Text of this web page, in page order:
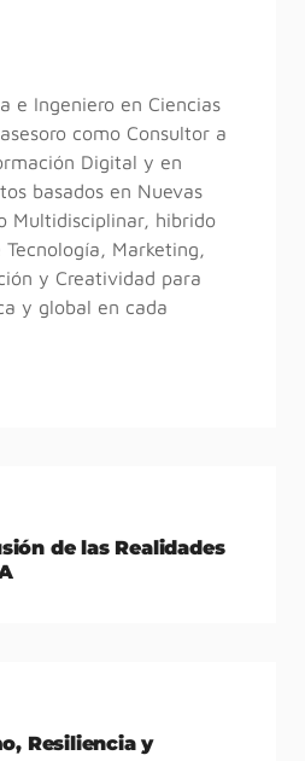
e Ingeniero en Ciencias
como Consultor a
Digital y en
basados en Nuevas
Multidisciplinar, hibrido
Marketing,
y Creatividad para
y global en cada
de las Realidades
Resiliencia y